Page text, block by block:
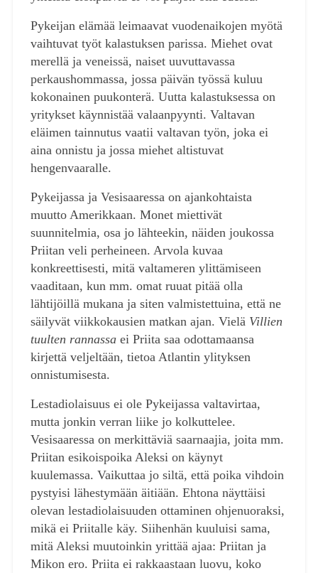
Pykeijan elämää leimaavat vuodenaikojen myötä
vaihtuvat työt kalastuksen parissa. Miehet ovat
merellä ja veneissä, naiset uuvuttavassa
perkaushommassa, jossa päivän työssä kuluu
kokonainen puukonterä. Uutta kalastuksessa on
yritykset käynnistää valaanpyynti. Valtavan
eläimen tainnutus vaatii valtavan työn, joka ei
aina onnistu ja jossa miehet altistuvat
hengenvaaralle.
Pykeijassa ja Vesisaaressa on ajankohtaista
muutto Amerikkaan. Monet miettivät
suunnitelmia, osa jo lähteekin, näiden joukossa
Priitan veli perheineen. Arvola kuvaa
konkreettisesti, mitä valtameren ylittämiseen
vaaditaan, kun mm. omat ruuat pitää olla
lähtijöillä mukana ja siten valmistettuina, että ne
säilyvät viikkokausien matkan ajan. Vielä Villien
tuulten rannassaei Priita saa odottamaansa
kirjettä veljeltään, tietoa Atlantin ylityksen
onnistumisesta.
Lestadiolaisuus ei ole Pykeijassa valtavirtaa,
mutta jonkin verran liike jo kolkuttelee.
Vesisaaressa on merkittäviä saarnaajia, joita mm.
Priitan esikoispoika Aleksi on käynyt
kuulemassa. Vaikuttaa jo siltä, että poika vihdoin
pystyisi lähestymään äitiään. Ehtona näyttäisi
olevan lestadiolaisuuden ottaminen ohjenuoraksi,
mikä ei Priitalle käy. Siihenhän kuuluisi sama,
mitä Aleksi muutoinkin yrittää ajaa: Priitan ja
Mikon ero. Priita ei rakkaastaan luovu, koko